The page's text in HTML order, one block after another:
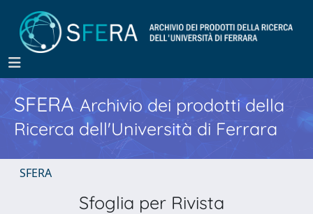
SFERA Archivio dei prodotti della
Ricerca dell'Università di Ferrara
SFERA
Sfoglia per Rivista